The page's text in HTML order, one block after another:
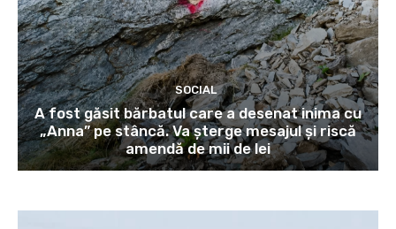
SOCIAL
A fost găsit bărbatul care a desenat inima cu
„Anna” pe stâncă. Va șterge mesajul și riscă
amendă de mii de lei